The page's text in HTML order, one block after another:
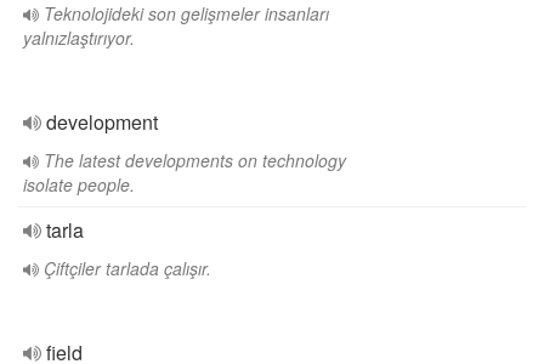
Teknolojideki son gelişmeler insanları
yalnızlaştırıyor.
development
The latest developments on technology
isolate people.
tarla
Çiftçiler tarlada çalışır.
field